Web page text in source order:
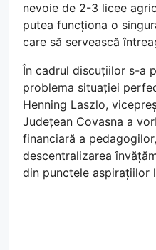
nevoie de 2-3 licee
putea funcționa o
care să servească
În cadrul discuțiilor s-a
problema situației
Henning Laszlo,
Județean Covasna a
financiară a
descentralizarea
din punctele aspirațiilor